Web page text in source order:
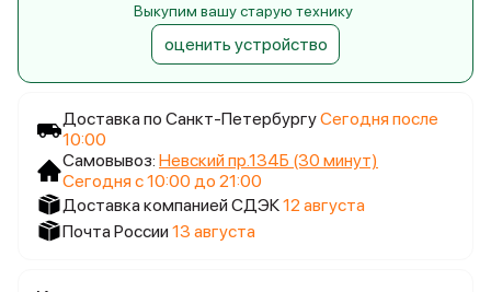
Доставка по Санкт-ПетербургуСегодня после
10:00
Самовывоз: Невский пр.134Б (30 минут)
Сегодня с 10:00 до 21:00
Доставка компанией СДЭК12 августа
Почта России 13 августа
Выкупим вашу старую технику
оценить устройство